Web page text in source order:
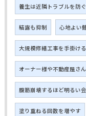
養生は近隣トラブルを防ぐ
結露も抑制 心地よい
大規模修繕工事を手掛け
オーナー様や不動産屋さ
腹筋崩壊するほど明るい
塗り重ねる回数を増やす